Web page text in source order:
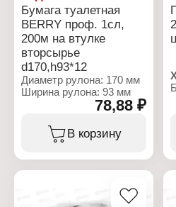
Бумага туалетная
BERRY проф. 1сл,
200м на втулке
вторсырье
d170,h93*12
Диаметр рулона: 170 мм
Ширина рулона: 93 мм
78,88 ₽
В корзину